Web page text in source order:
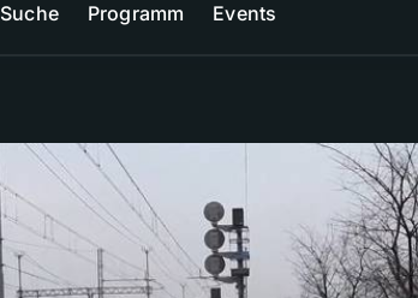
Suche Programm Events